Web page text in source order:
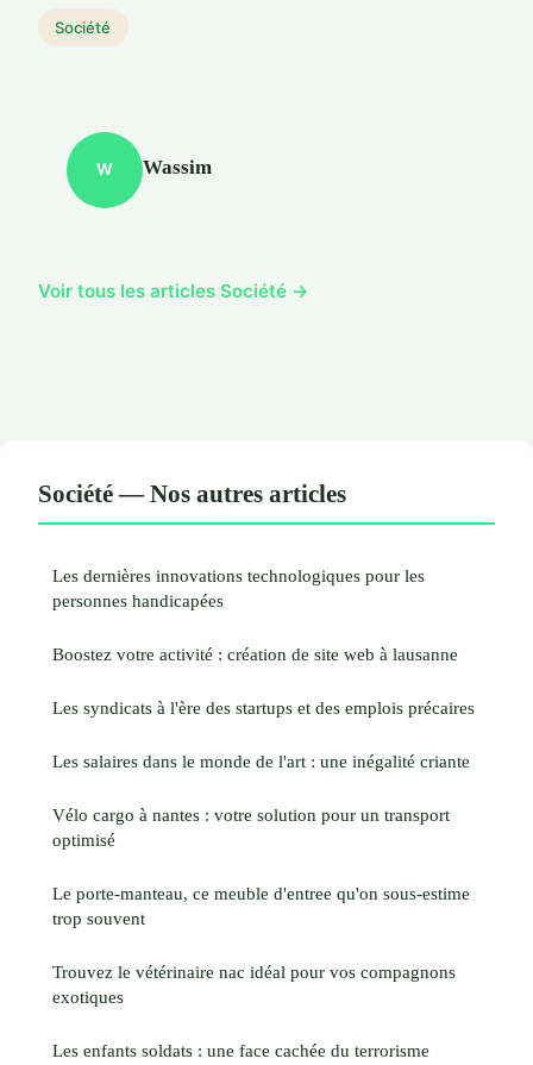
Société
W Wassim
Voir tous les articles Société →
Société — Nos autres articles
Les dernières innovations technologiques pour les
personnes handicapées
Boostez votre activité : création de site web à lausanne
Les syndicats à l'ère des startups et des emplois précaires
Les salaires dans le monde de l'art : une inégalité criante
Vélo cargo à nantes : votre solution pour un transport
optimisé
Le porte-manteau, ce meuble d'entree qu'on sous-estime
trop souvent
Trouvez le vétérinaire nac idéal pour vos compagnons
exotiques
Les enfants soldats : une face cachée du terrorisme